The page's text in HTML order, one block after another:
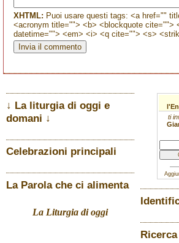
XHTML: Puoi usare questi tags: <a href=""
<acronym title=""> <b> <blockquote cite="">
datetime=""> <em> <i> <q cite=""> <s>
↓ La liturgia di oggi e
domani ↓
Celebrazioni principali
La Parola che ci alimenta
La Liturgia di oggi
ti